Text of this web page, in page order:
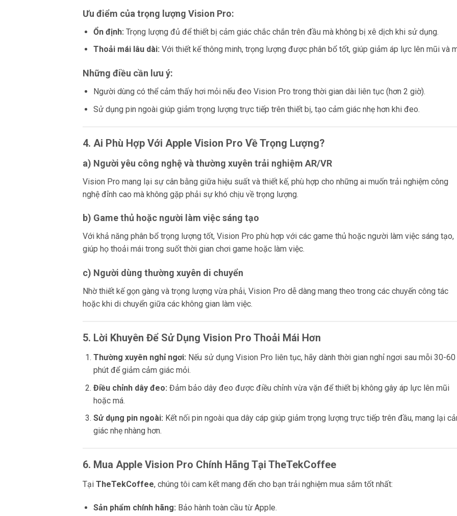
Ưu điểm của trọng lượng Vision Pro:
Ổn định: Trọng lượng đủ để thiết bị cảm giác chắc chắn trên đầu mà không bị xê dịch khi sử dụng.
Thoải mái lâu dài: Với thiết kế thông minh, trọng lượng được phân bổ tốt, giúp giảm áp lực lên mũi và
Những điều cần lưu ý:
Người dùng có thể cảm thấy hơi mỏi nếu đeo Vision Pro trong thời gian dài liên tục (hơn 2 giờ).
Sử dụng pin ngoài giúp giảm trọng lượng trực tiếp trên thiết bị, tạo cảm giác nhẹ hơn khi đeo.
4. Ai Phù Hợp Với Apple Vision Pro Về Trọng Lượng?
a) Người yêu công nghệ và thường xuyên trải nghiệm AR/VR
Vision Pro mang lại sự cân bằng giữa hiệu suất và thiết kế, phù hợp cho những ai muốn trải nghiệm công
nghệ đỉnh cao mà không gặp phải sự khó chịu về trọng lượng.
b) Game thủ hoặc người làm việc sáng tạo
Với khả năng phân bổ trọng lượng tốt, Vision Pro phù hợp với các game thủ hoặc người làm việc sáng tạo,
giúp họ thoải mái trong suốt thời gian chơi game hoặc làm việc.
c) Người dùng thường xuyên di chuyển
Nhờ thiết kế gọn gàng và trọng lượng vừa phải, Vision Pro dễ dàng mang theo trong các chuyến công tác
hoặc khi di chuyển giữa các không gian làm việc.
5. Lời Khuyên Để Sử Dụng Vision Pro Thoải Mái Hơn
Thường xuyên nghỉ ngơi: Nếu sử dụng Vision Pro liên tục, hãy dành thời gian nghỉ ngơi sau mỗi 30-60
phút để giảm cảm giác mỏi.
Điều chỉnh dây đeo: Đảm bảo dây đeo được điều chỉnh vừa vặn để thiết bị không gây áp lực lên mũi
hoặc má.
Sử dụng pin ngoài: Kết nối pin ngoài qua dây cáp giúp giảm trọng lượng trực tiếp trên đầu, mang lại
giác nhẹ nhàng hơn.
6. Mua Apple Vision Pro Chính Hãng Tại TheTekCoffee
Tại TheTekCoffee, chúng tôi cam kết mang đến cho bạn trải nghiệm mua sắm tốt nhất:
Sản phẩm chính hãng: Bảo hành toàn cầu từ Apple.